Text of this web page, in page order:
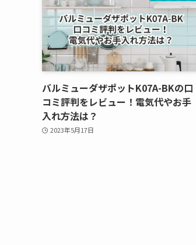
バルミューダザポットK07A-BKの口
コミ評判をレビュー！電気代やお手
入れ方法は？
2023年5月17日